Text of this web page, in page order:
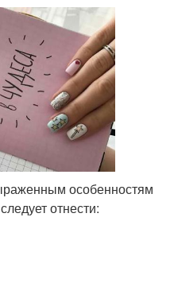
особенностям
отнести: